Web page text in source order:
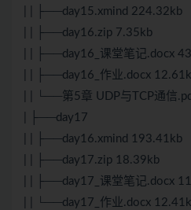
| | ├──day15.xmind 224.32kb
| | ├──day16.zip 7.35kb
| | ├──day16_课堂笔记.docx
| | ├──day16_作业.docx
| | └──第5章 UDP与TCP通信
| ├──day17
| | ├──day16.xmind 193.41kb
| | ├──day17.zip 18.39kb
| | ├──day17_课堂笔记.docx
| | └──day17_作业.docx